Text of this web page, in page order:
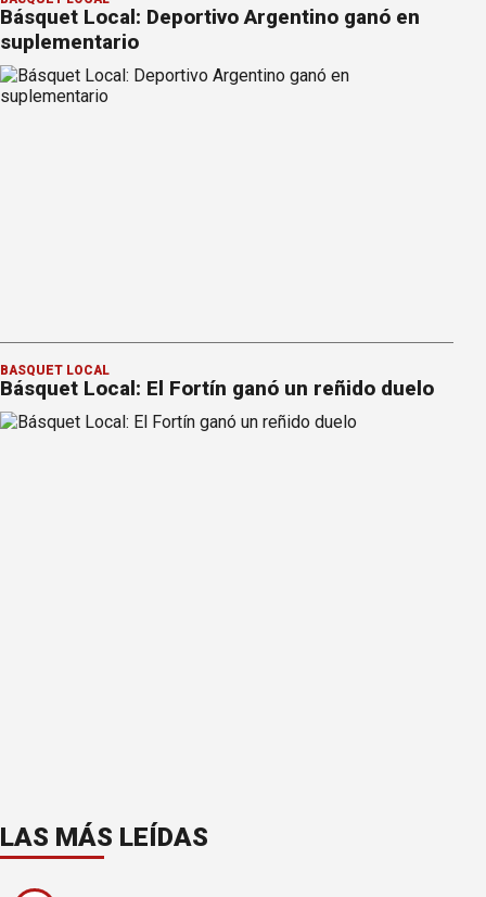
Básquet Local: Deportivo Argentino ganó en
suplementario
BÁSQUET LOCAL
Básquet Local: El Fortín ganó un reñido duelo
LAS MÁS LEÍDAS